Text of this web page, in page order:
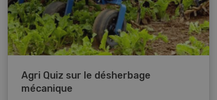
Agri Quiz sur le désherbage
mécanique